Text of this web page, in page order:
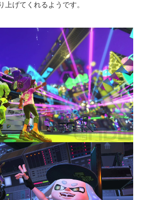
上げてくれるようです。